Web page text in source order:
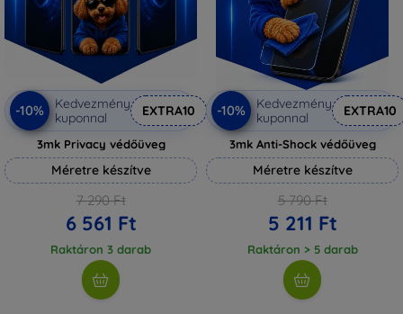
-10%
Kedvezmény
kuponnal
EXTRA10
3mk Privacy védőüveg
Méretre készítve
7 290 Ft
6 561 Ft
Raktáron 3 darab
-10%
Kedvezmény
kuponnal
EXTRA10
3mk Anti-Shock védőüveg
Méretre készítve
5 790 Ft
5 211 Ft
Raktáron > 5 darab